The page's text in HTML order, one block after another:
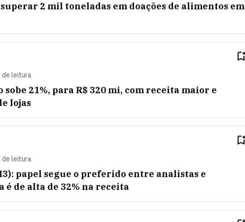
2 mil toneladas em doações de alimentos em
de leitura
sobe 21%, para R$ 320 mi, com receita maior e
lojas
de leitura
papel segue o preferido entre analistas e
é de alta de 32% na receita